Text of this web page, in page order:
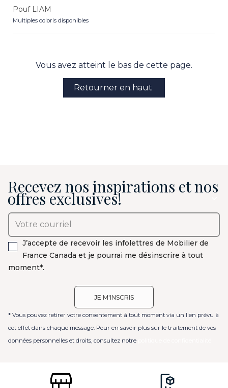
Pouf LIAM
Multiples coloris disponibles
Vous avez atteint le bas de cette page.
Retourner en haut
Recevez nos inspirations et nos
offres exclusives!
J’accepte de recevoir les infolettres de Mobilier de
France Canada et je pourrai me désinscrire à tout
moment*.
* Vous pouvez retirer votre consentement à tout moment via un lien prévu à
cet effet dans chaque message. Pour en savoir plus sur le traitement de vos
données personnelles et droits, consultez notre